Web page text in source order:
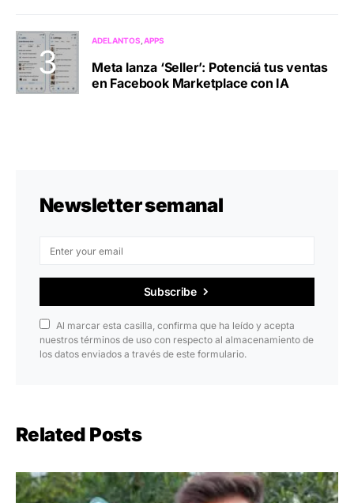
ADELANTOS APPS
Meta lanza ‘Seller’: Potenciá tus ventas
en Facebook Marketplace con IA
Newsletter semanal
Subscribe
Al marcar esta casilla, confirma que ha leído y acepta
nuestros términos de uso con respecto al almacenamiento de
los datos enviados a través de este formulario.
Related Posts